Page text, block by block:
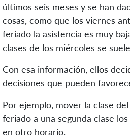
últimos seis meses y se han
cosas, como que los viernes
feriado la asistencia es muy
clases de los miércoles se
Con esa información, ellos
decisiones que pueden
Por ejemplo, mover la clase
feriado a una segunda clase
en otro horario.